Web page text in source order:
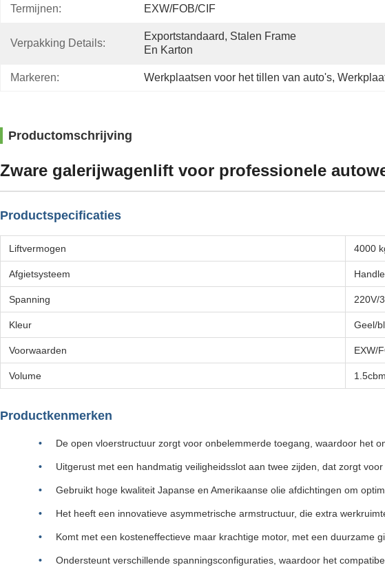
Termijnen: EXW/FOB/CIF
Verpakking Details:
Exportstandaard, Stalen Frame
En Karton
Markeren: Werkplaatsen voor het tillen van auto's,
Productomschrijving
Zware galerijwagenlift voor professionele
Productspecificaties
Liftvermogen 4000
Afgietsysteem
Spanning 220V/
Kleur Geel/
Voorwaarden EXW/
Volume 1.5cbm
Productkenmerken
De open vloerstructuur zorgt voor onbelemmerde toegang, waardoor het
Uitgerust met een handmatig veiligheidsslot aan twee zijden, dat zorgt
Gebruikt hoge kwaliteit Japanse en Amerikaanse olie afdichtingen om
Het heeft een innovatieve asymmetrische armstructuur, die extra
Komt met een kosteneffectieve maar krachtige motor, met een duurzame
Ondersteunt verschillende spanningsconfiguraties, waardoor het